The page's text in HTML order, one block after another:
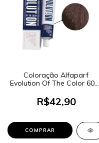
Coloração Alfaparf
Evolution Of The Color 60ml
Dourado Acaju
R$42,90